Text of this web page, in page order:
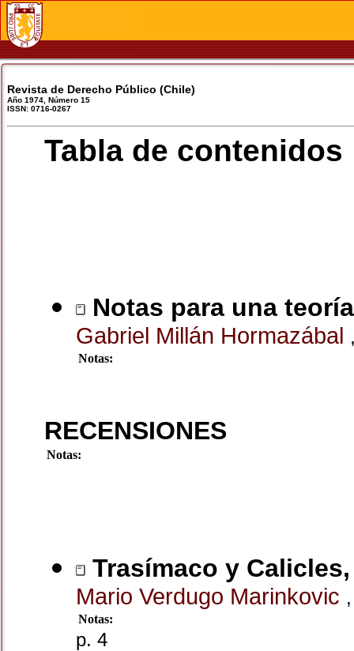
Revista de Derecho Público (Chile)
Año 1974, Número 15
ISSN: 0716-0267
Tabla de contenidos
Notas para una
Gabriel Millán Hormazábal
Notas:
RECENSIONES
Notas:
Trasímaco y
Mario Verdugo Marinkovic ,
Notas:
p. 4